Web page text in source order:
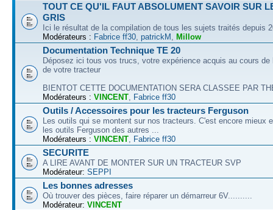
TOUT CE QU'IL FAUT ABSOLUMENT SAVOIR SUR
GRIS
Ici le résultat de la compilation de tous les sujets traités depuis
Modérateurs : Fabrice ff30 patrickM Millow
Documentation Technique TE 20
Déposez ici tous vos trucs, votre expérience acquis au cours de
de votre tracteur
BIENTOT CETTE DOCUMENTATION SERA CLASSEE PAR
Modérateurs : VINCENT Fabrice ff30
Outils / Accessoires pour les tracteurs Ferguson
Les outils qui se montent sur nos tracteurs. C'est encore mieux
les outils Ferguson des autres ...
Modérateurs : VINCENT Fabrice ff30
SECURITE
A LIRE AVANT DE MONTER SUR UN TRACTEUR SVP
Modérateur: SEPPI
Les bonnes adresses
Où trouver des pièces, faire réparer un démarreur 6V..........
Modérateur: VINCENT